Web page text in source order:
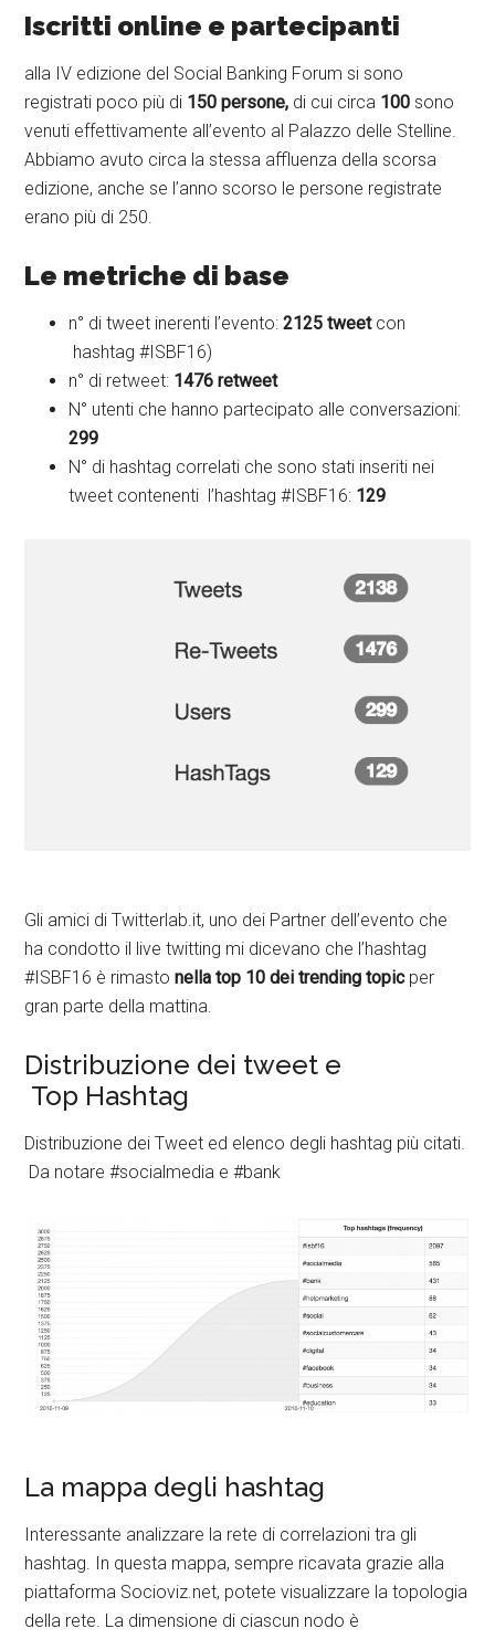
Iscritti online e partecipanti
alla IV edizione del Social Banking Forum si sono
registrati poco più di 150 persone, di cui circa 100 sono
venuti effettivamente all’evento al Palazzo delle Stelline.
Abbiamo avuto circa la stessa affluenza della scorsa
edizione, anche se l’anno scorso le persone registrate
erano più di 250.
Le metriche di base
n° di tweet inerenti l’evento:2125 tweetcon
hashtag #ISBF16)
n° di retweet: 1476 retweet
N° utenti che hanno partecipato alle conversazioni:
299
N° di hashtag correlati che sono stati inseriti nei
tweet contenenti l’hashtag #ISBF16: 129
Gli amici di Twitterlab.it, uno dei Partner dell’evento che
ha condotto il live twitting mi dicevano che l’hashtag
#ISBF16 è rimastonella top 10 dei trending topicper
gran parte della mattina.
Distribuzione dei tweet e
Top Hashtag
Distribuzione dei Tweet ed elenco degli hashtag più citati.
Da notare #socialmedia e #bank
La mappa degli hashtag
Interessante analizzare la rete di correlazioni tra gli
hashtag. In questa mappa, sempre ricavata grazie alla
piattaforma Socioviz.net, potete visualizzare la topologia
della rete. La dimensione di ciascun nodo è